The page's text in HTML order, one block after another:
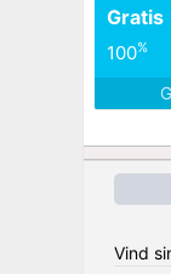
Gratis
100%
Vind